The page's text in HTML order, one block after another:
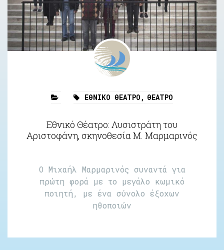
ΕΘΝΙΚΌ ΘΈΑΤΡΟ , ΘΈΑΤΡΟ
Εθνικό Θέατρο: Λυσιστράτη του
Αριστοφάνη, σκηνοθεσία Μ. Μαρμαρινός
Ο Μιχαήλ Μαρμαρινός συναντά για
πρώτη φορά με το μεγάλο κωμικό
ποιητή, με ένα σύνολο έξοχων
ηθοποιών